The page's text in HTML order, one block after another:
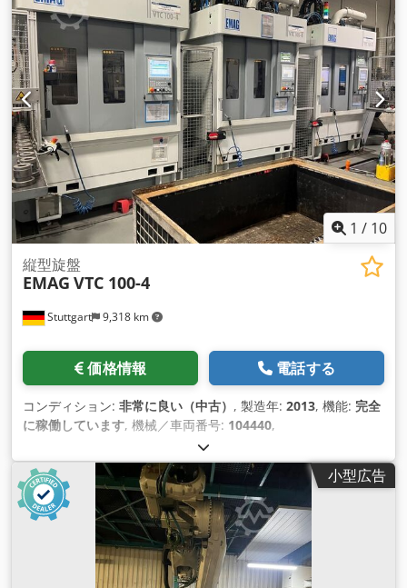
1 / 10
Stuttgart 9,318 km
縦型旋盤
EMAG VTC 100-4
価格情報 電話する
コンディション: 非常に良い（中古） , 製造年: 2013, 機能: 完全
に稼働しています, 機械／車両番号: 104440,
小型広告